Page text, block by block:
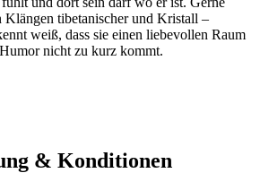
Klängen tibetanischer und Kristall –
weiß, dass sie einen liebevollen Raum
nicht zu kurz kommt.
& Konditionen